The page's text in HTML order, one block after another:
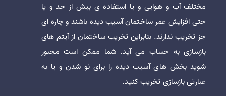
مختلف آب و هوایی و یا استفاده ی بیش از حد و یا
حتی افزایش عمر ساختمان آسیب دیده باشند و چاره ای
جز تخریب ندارند. بنابراین تخریب ساختمان از آیتم های
بازسازی به حساب می آید. شما ممکن است مجبور
شوید بخش های آسیب دیده را برای نو شدن و یا به
عبارتی بازسازی تخریب کنید.